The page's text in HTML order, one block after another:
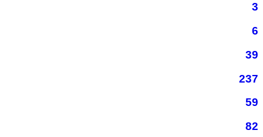
3
6
39
237
59
82